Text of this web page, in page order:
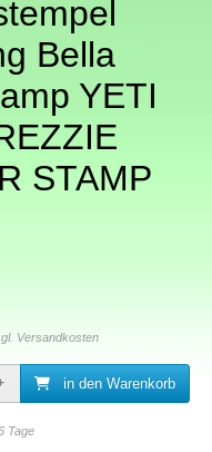
Bella
YETI
STAMP
Versandkosten
in den Warenkorb
Tage